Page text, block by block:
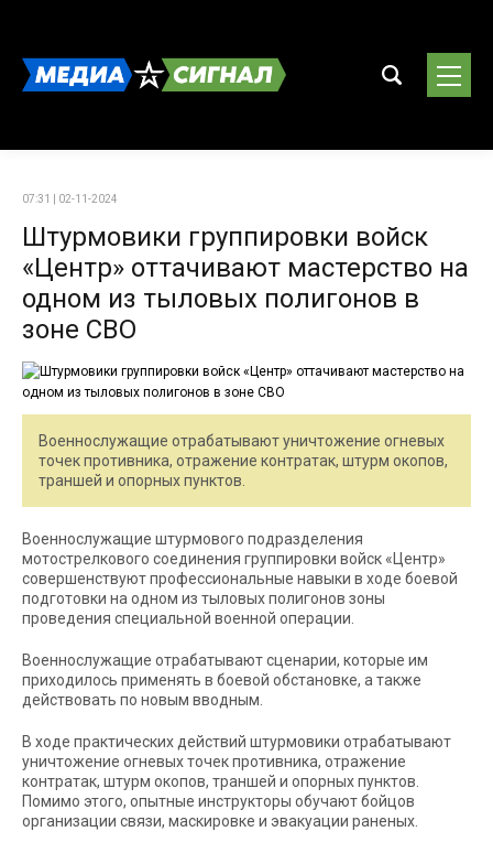
07:31 | 02-11-2024
Штурмовики группировки войск
«Центр» оттачивают мастерство на
одном из тыловых полигонов в
зоне СВО
Военнослужащие отрабатывают уничтожение огневых
точек противника, отражение контратак, штурм окопов,
траншей и опорных пунктов.
Военнослужащие штурмового подразделения
мотострелкового соединения группировки войск «Центр»
совершенствуют профессиональные навыки в ходе боевой
подготовки на одном из тыловых полигонов зоны
проведения специальной военной операции.
Военнослужащие отрабатывают сценарии, которые им
приходилось применять в боевой обстановке, а также
действовать по новым вводным.
В ходе практических действий штурмовики отрабатывают
уничтожение огневых точек противника, отражение
контратак, штурм окопов, траншей и опорных пунктов.
Помимо этого, опытные инструкторы обучают бойцов
организации связи, маскировке и эвакуации раненых.